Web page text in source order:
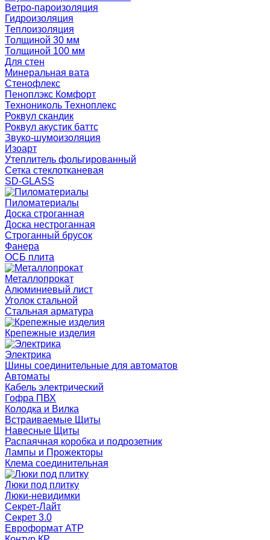
Ветро-пароизоляция
Гидроизоляция
Теплоизоляция
Толщиной 30 мм
Толщиной 100 мм
Для стен
Минеральная вата
Стенофлекс
Пеноплэкс Комфорт
Технониколь Техноплекс
Роквул скандик
Роквул акустик баттс
Звуко-шумоизоляция
Изоарт
Утеплитель фольгированный
Сетка стеклотканевая
SD-GLASS
Пиломатериалы
Доска строганная
Доска нестроганная
Строганный брусок
Фанера
ОСБ плита
Металлопрокат
Алюминиевый лист
Уголок стальной
Стальная арматура
Крепежные изделия
Электрика
Шины соединительные для автоматов
Автоматы
Кабель электрический
Гофра ПВХ
Колодка и Вилка
Встраиваемые Щиты
Навесные Щиты
Распаячная коробка и подрозетник
Лампы и Прожекторы
Клема соединительная
Люки под плитку
Люки-невидимки
Секрет-Лайт
Секрет 3.0
Евроформат АТР